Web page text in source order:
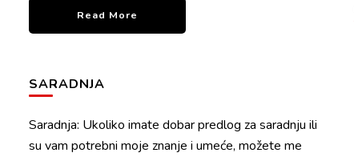
Read More
SARADNJA
Saradnja: Ukoliko imate dobar predlog za saradnju ili
su vam potrebni moje znanje i umeće, možete me